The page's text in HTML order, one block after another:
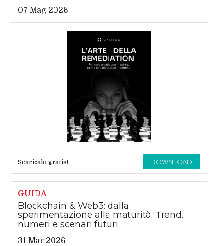
07 Mag 2026
Scaricalo gratis! DOWNLOAD
GUIDA
Blockchain & Web3: dalla
sperimentazione alla maturità. Trend,
numeri e scenari futuri
31 Mar 2026